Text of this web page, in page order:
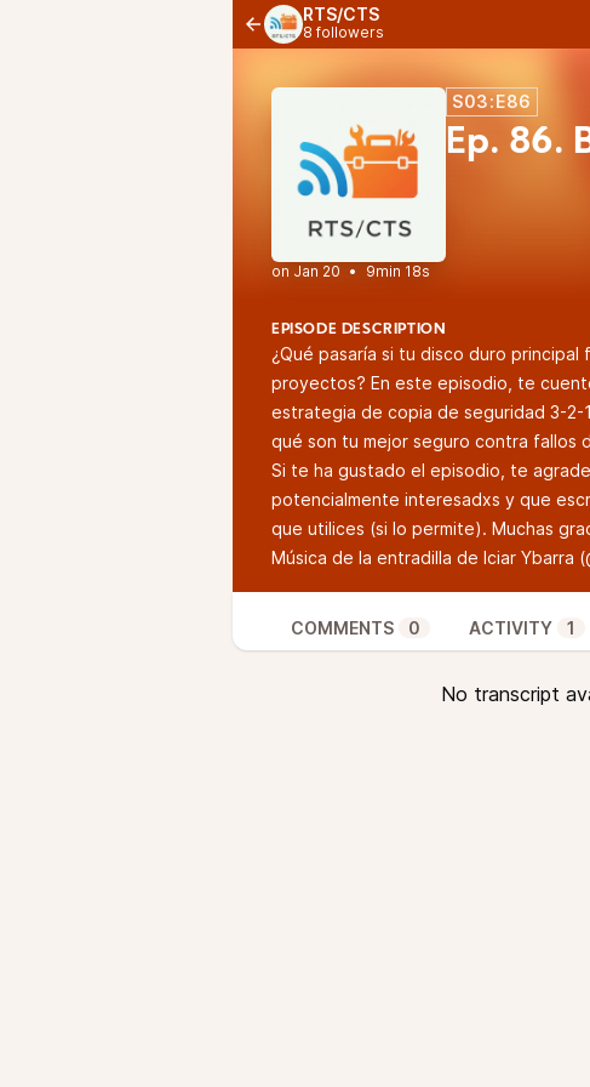
RTS/CTS
8 followers
S03:E86
Ep. 86.
• 9min 18s
EPISODE DESCRIPTION
¿Qué pasaría si tu disco duro
proyectos? En este episodio, te
estrategia de copia de seguridad 3-2-
qué son tu mejor seguro contra fallos
Si te ha gustado el episodio, te
potencialmente interesadxs y que
que utilices (si lo permite). Muchas
Música de la entradilla de Iciar Ybarra (
COMMENTS 0 ACTIVITY 1
No transcript